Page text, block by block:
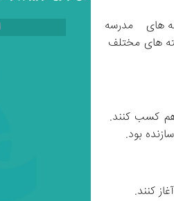
این بازدید فرصتی ایده‌آل بود تا دانش‌ آموزان با فضای آموزشی، سبک تدریس، محیط فیزیکی
گفت‌وگو با معلمان و مشاوران مدرسه فراهم شد تا دانش‌ آموزان بتوانند سوالات خود را درباره رشته تحصیلی، نحوه مطالعه و آینده شغلی رشته‌ های مختلف
آموزشی در پایه دهم کسب کنند.